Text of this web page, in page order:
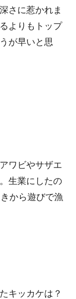
さに惹かれま
よりもトップ
が早いと思
ワビやサザエ
生業にしたの
から遊びで漁
ッカケは？